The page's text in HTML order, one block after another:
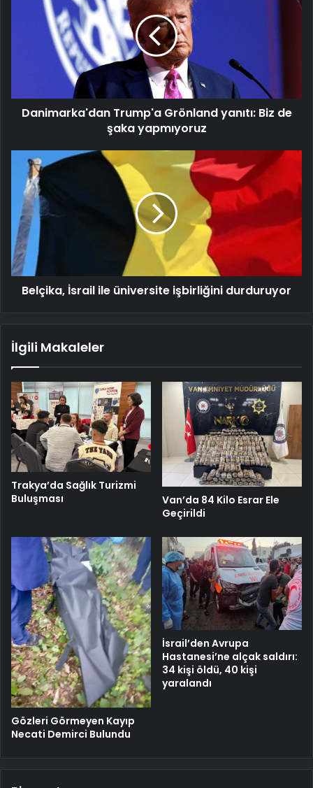
Grönland
Danimarka'dan Trump'a Grönland yanıtı: Biz de
şaka yapmıyoruz
Belçika,
İsrail
üniversite
işbirliğini
durduruyor
Belçika, İsrail ile üniversite işbirliğini durduruyor
İlgili Makaleler
Trakya’da Sağlık Turizmi
Buluşması
Van’da 84 Kilo Esrar Ele
Geçirildi
Gözleri Görmeyen Kayıp
Necati Demirci Bulundu
İsrail’den Avrupa
Hastanesi’ne alçak saldırı:
34 kişi öldü, 40 kişi
yaralandı